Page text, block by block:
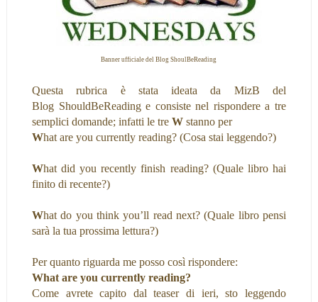
Banner ufficiale del BlogShoulBeReading
Questa rubrica è stata ideata da MizB del
Blog ShouldBeReadinge consiste nel rispondere a tre
semplici domande; infatti le tre Wstanno per
What are you currently reading? (Cosa stai leggendo?)
What did you recently finish reading? (Quale libro hai
finito di recente?)
What do you think you’ll read next? (Quale libro pensi
sarà la tua prossima lettura?)
Per quanto riguarda me posso così rispondere:
What are you currently reading?
Come avrete capito dal teaser di ieri, sto leggendo